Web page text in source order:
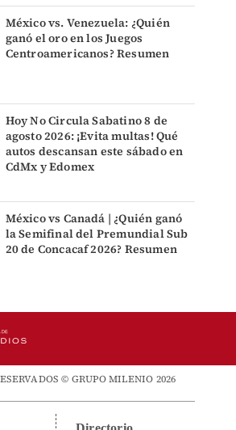
México vs. Venezuela: ¿Quién
ganó el oro en los Juegos
Centroamericanos? Resumen
Hoy No Circula Sabatino 8 de
agosto 2026: ¡Evita multas! Qué
autos descansan este sábado en
CdMx y Edomex
México vs Canadá | ¿Quién ganó
la Semifinal del Premundial Sub
20 de Concacaf 2026? Resumen
© GRUPO MILENIO 2026